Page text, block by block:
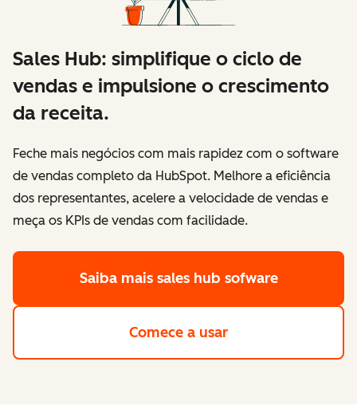
Sales Hub: simplifique o ciclo de
vendas e impulsione o crescimento
da receita.
Feche mais negócios com mais rapidez com o software
de vendas completo da HubSpot. Melhore a eficiência
dos representantes, acelere a velocidade de vendas e
meça os KPIs de vendas com facilidade.
Saiba mais sales hub sofware
Comece a usar